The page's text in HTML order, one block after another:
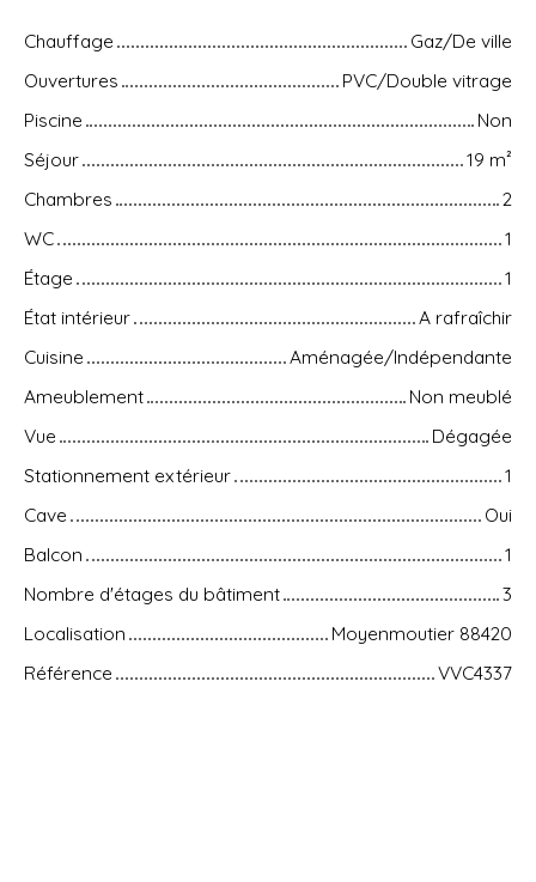
Chauffage
Gaz/De ville
Ouvertures
PVC/Double vitrage
Piscine
Non
Séjour
19 m²
Chambres
2
WC
1
Étage
1
État intérieur
A rafraîchir
Cuisine
Aménagée/Indépendante
Ameublement
Non meublé
Vue
Dégagée
Stationnement extérieur
1
Cave
Oui
Balcon
1
Nombre d'étages du bâtiment
3
Localisation
Moyenmoutier 88420
Référence
VVC4337